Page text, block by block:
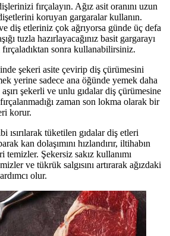
fırçalayın. Ağız asit oranını uzun
koruyan gargaralar kullanın.
diş etleriniz çok ağrıyorsa günde üç defa
tuzla hazırlayacağınız basit gargarayı
sonra kullanabilirsiniz.
şekeri asite çevirip diş çürümesini
yerine sadece ana öğünde yemek daha
şekerli ve unlu gıdalar diş çürümesine
zaman son lokma olarak bir
korur.
ısırılarak tüketilen gıdalar diş etleri
kan dolaşımını hızlandırır, iltihabın
temizler. Şekersiz sakız kullanımı
ve tükrük salgısını artırarak ağızdaki
olur.